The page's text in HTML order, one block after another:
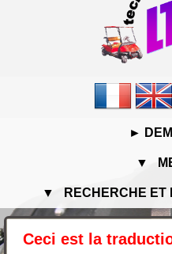
►
▼
▼ RECHERCHE ET
Ceci est la